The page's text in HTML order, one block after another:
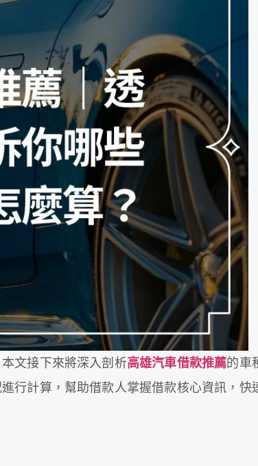
文接下來將深入剖析高雄汽車借款推薦的車
行計算，幫助借款人掌握借款核心資訊，快